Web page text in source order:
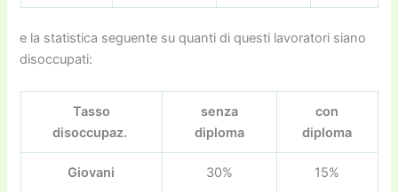
e la statistica seguente su quanti di questi lavoratori siano
disoccupati:
Tasso
disoccupaz.
senza
diploma
con
diploma
Giovani 30% 15%